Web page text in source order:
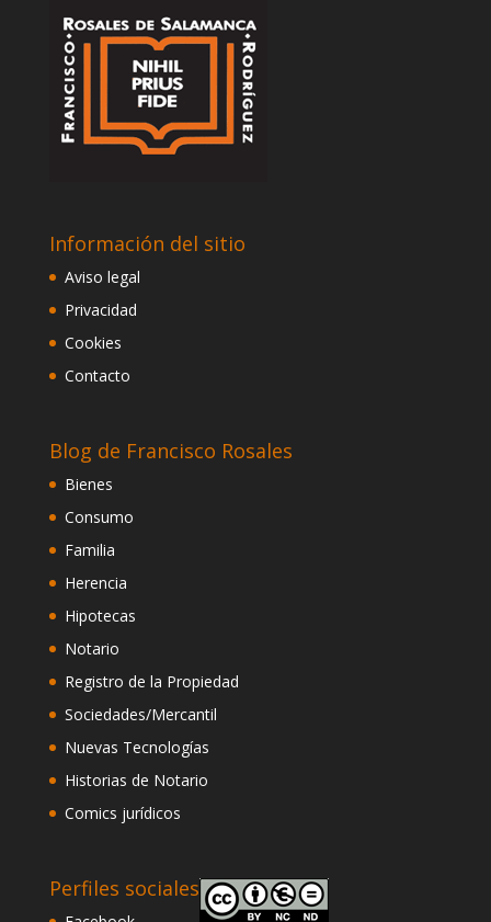
Información del sitio
Aviso legal
Privacidad
Cookies
Contacto
Blog de Francisco Rosales
Bienes
Consumo
Familia
Herencia
Hipotecas
Notario
Registro de la Propiedad
Sociedades/Mercantil
Nuevas Tecnologías
Historias de Notario
Comics jurídicos
Perfiles sociales